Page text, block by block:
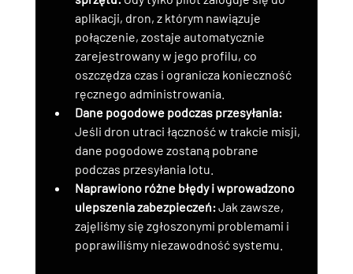
aplikacji, dron, z którym nawiązuje
połączenie, zostaje automatycznie
zarejestrowany w jego profilu, co
oszczędza czas i ogranicza konieczność
ręcznego administrowania.
Dane pogodowe podczas przesyłania:
Jeśli dron utraci łączność w trakcie misji,
dane pogodowe zostaną pobrane
podczas przesyłania lotu.
Naprawiono różne błędy i wprowadzono
ulepszenia zabezpieczeń: Jak zawsze,
zajęliśmy się zgłoszonymi problemami i
poprawiliśmy niezawodność systemu.